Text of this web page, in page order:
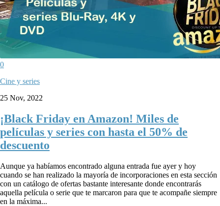
0
Cine y series
25 Nov, 2022
¡Black Friday en Amazon! Miles de
películas y series con hasta el 50% de
descuento
Aunque ya habíamos encontrado alguna entrada fue ayer y hoy
cuando se han realizado la mayoría de incorporaciones en esta sección
con un catálogo de ofertas bastante interesante donde encontrarás
aquella película o serie que te marcaron para que te acompañe siempre
en la máxima...